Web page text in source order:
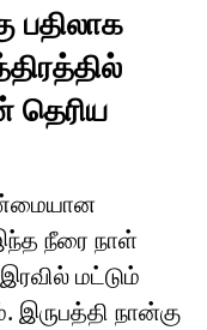
பதிலாக
தெரிய
நீரை நாள்
இரவில் மட்டும்
இருபத்தி நான்கு